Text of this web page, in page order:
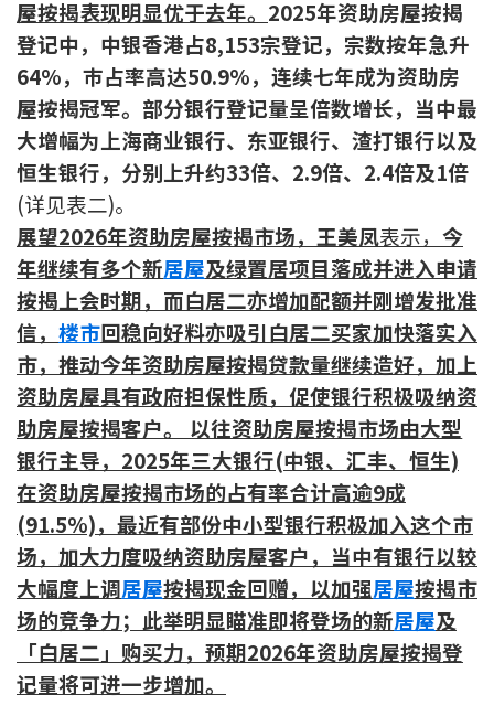
免费物业估价
下载中心
按揭全面睇
新闻/研究
公司动态
按市新闻
统计数据库
按揭快趣智识
按揭智库
楼按专栏
按揭百科
实时银行资讯
装修·保险优惠
屋按揭表现明显优于去年。 2025年资助房屋按揭
登记中，中银香港占8,153宗登记，宗数按年急升
64%，巿占率高达50.9%，连续七年成为资助房
屋按揭冠军。部分银行登记量呈倍数增长，当中最
大增幅为上海商业银行、东亚银行、渣打银行以及
恒生银行，分别上升约33倍、2.9倍、2.4倍及1倍
(详见表二)。
展望2026年资助房屋按揭市场，王美凤表示， 今
年继续有多个新居屋及绿置居项目落成并进入申请
按揭上会时期，而白居二亦增加配额并刚增发批准
信， 楼市回稳向好料亦吸引白居二买家加快落实入
市，推动今年资助房屋按揭贷款量继续造好，加上
资助房屋具有政府担保性质，促使银行积极吸纳资
助房屋按揭客户。 以往资助房屋按揭市场由大型
银行主导，2025年三大银行(中银、汇丰、恒生)
在资助房屋按揭市场的占有率合计高逾9成
(91.5%)，最近有部份中小型银行积极加入这个市
场，加大力度吸纳资助房屋客户，当中有银行以较
大幅度上调居屋按揭现金回赠，以加强居屋按揭市
场的竞争力；此举明显瞄准即将登场的新居屋及
「白居二」购买力，预期2026年资助房屋按揭登
记量将可进一步增加。